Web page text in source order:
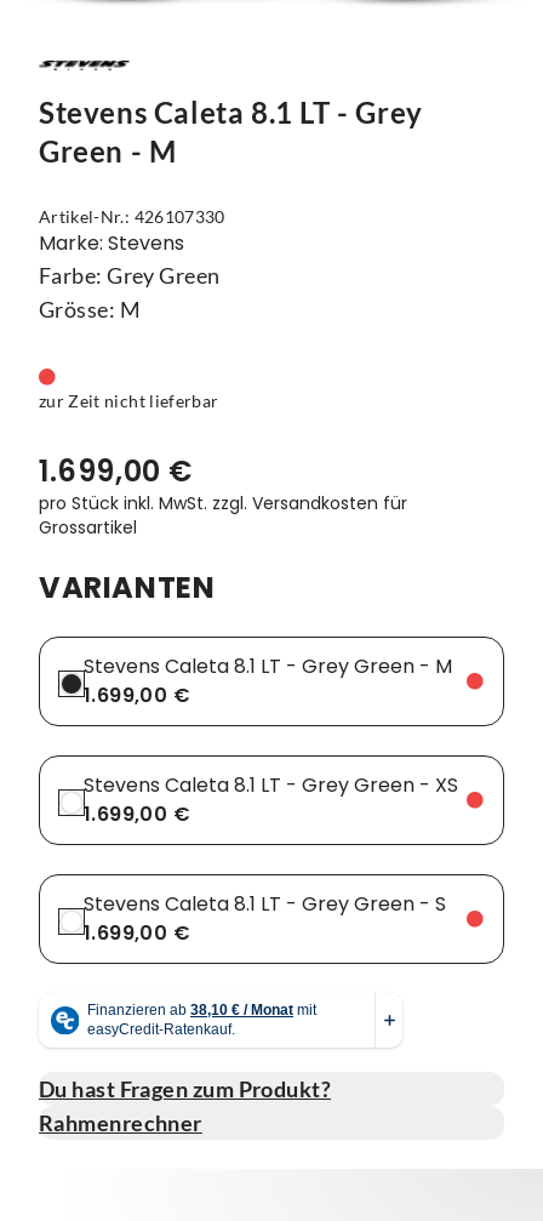
Mützen
Reflex-Produkte
Regenbekleidung
Schuhe
Socken
Streetwear
Trikots
Westen
Touring
Urban
Kettenblätter
Kurbelgarnituren
Laufräder
Lenker
Naben
Pedale
Sättel
Ständer
Steuersätze
Vorbauten
Zahnkränze
Flaschen
Flaschenhalter
Gepäckträger
Kettenschutz
Kindersitze
Klingeln & Hupen
Pumpen
Schutzbleche
Single Speed
Smartphonehalter
Spiegel
Taschen
Trainingsrollen
Wandhalterung
Stevens Caleta 8.1 LT - Grey
Green - M
Artikel-Nr.: 426107330
Marke: Stevens
Farbe: Grey Green
Grösse: M
zur Zeit nicht lieferbar
1.699,00 €
pro Stück inkl. MwSt. zzgl. Versandkosten für
Grossartikel
VARIANTEN
Stevens Caleta 8.1 LT - Grey Green - M
1.699,00 €
Stevens Caleta 8.1 LT - Grey Green - XS
1.699,00 €
Stevens Caleta 8.1 LT - Grey Green - S
1.699,00 €
Du hast Fragen zum Produkt?
Rahmenrechner